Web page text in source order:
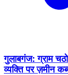
गुलाबगंज: ग्राम
व्यक्ति पर ज़मीन